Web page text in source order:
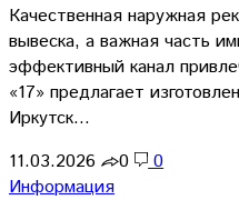
Качественная наружная
вывеска, а важная часть
эффективный канал
«17» предлагает
Иркутск…
11.03.2026
0
0
Информация